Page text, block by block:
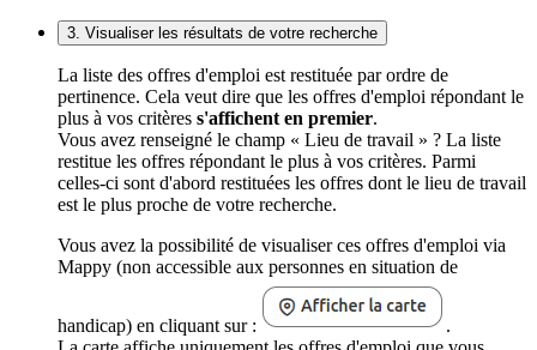
3. Visualiser les résultats de votre recherche
La liste des offres d'emploi est restituée par ordre de
pertinence. Cela veut dire que les offres d'emploi répondant le
plus à vos critères s'affichent en premier.
Vous avez renseigné le champ « Lieu de travail » ? La liste
restitue les offres répondant le plus à vos critères. Parmi
celles-ci sont d'abord restituées les offres dont le lieu de travail
est le plus proche de votre recherche.
Vous avez la possibilité de visualiser ces offres d'emploi via
Mappy (non accessible aux personnes en situation de
handicap) en cliquant sur :
.